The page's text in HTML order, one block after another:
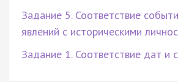
Задание 5. Соответствие
явлений с историческими
Задание 1. Соответствие дат и